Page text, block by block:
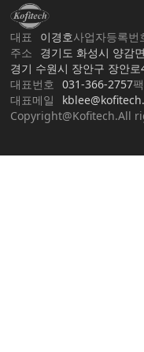
대표 이경호사업자등록번
주소
경기도 화성시 양감
경기 수원시 장안구 장안로
대표번호
031-366-2757
대표메일
Copyright@Kofitech.All